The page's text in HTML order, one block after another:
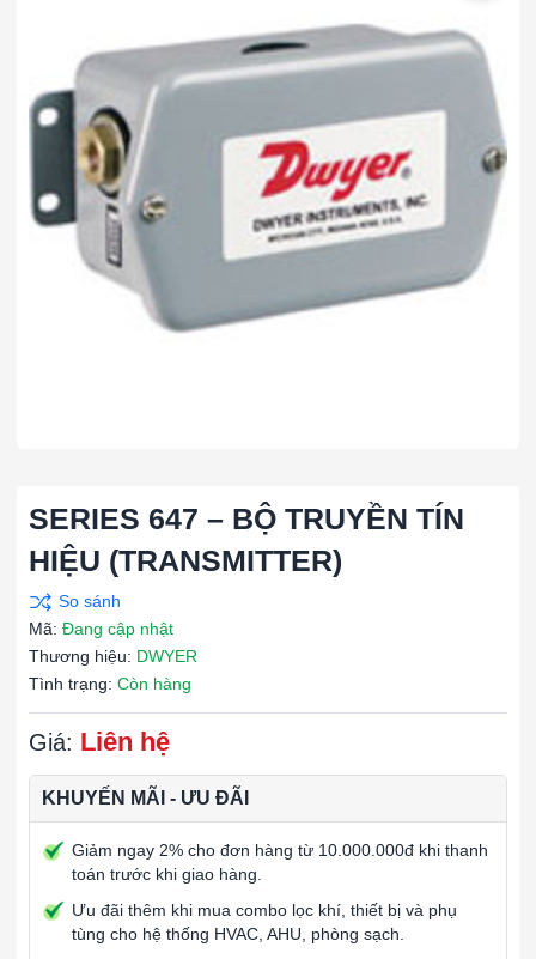
SERIES 647 – BỘ TRUYỀN TÍN
HIỆU (TRANSMITTER)
Mã: Đang cập nhật
Thương hiệu: DWYER
Tình trạng: Còn hàng
Giá: Liên hệ
KHUYẾN MÃI - ƯU ĐÃI
Giảm ngay 2% cho đơn hàng từ 10.000.000đ khi thanh
toán trước khi giao hàng.
Ưu đãi thêm khi mua combo lọc khí, thiết bị và phụ
tùng cho hệ thống HVAC, AHU, phòng sạch.